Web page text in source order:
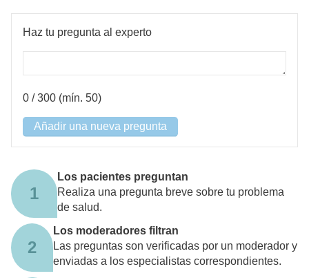
Haz tu pregunta al experto
0 / 300 (mín. 50)
Añadir una nueva pregunta
1
Los pacientes preguntan
Realiza una pregunta breve sobre tu problema
de salud.
2
Los moderadores filtran
Las preguntas son verificadas por un moderador y
enviadas a los especialistas correspondientes.